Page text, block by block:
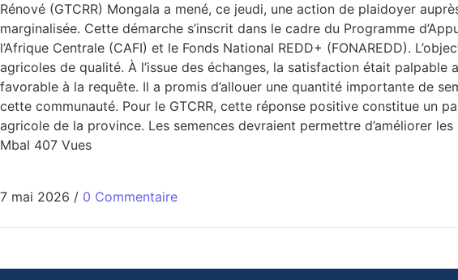
Rénové (GTCRR) Mongala a mené, ce jeudi, une action de plaidoyer
marginalisée. Cette démarche s’inscrit dans le cadre du Programme
l’Afrique Centrale (CAFI) et le Fonds National REDD+ (FONAREDD).
agricoles de qualité. À l’issue des échanges, la satisfaction était palpable
favorable à la requête. Il a promis d’allouer une quantité importante de
cette communauté. Pour le GTCRR, cette réponse positive constitue un
agricole de la province. Les semences devraient permettre d’améliorer
Mbal 407 Vues
7 mai 2026 / 0 Commentaire